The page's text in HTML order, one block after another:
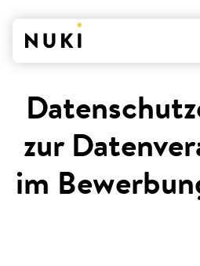
zur
im